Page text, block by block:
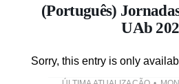
(Português)
UAb
Sorry, this entry is only